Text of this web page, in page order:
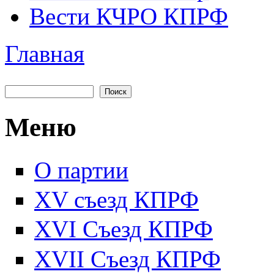
Вести КЧРО КПРФ
Вы здесь
Главная
Форма поиска
Меню
О партии
XV съезд КПРФ
XVI Съезд КПРФ
XVII Cъезд КПРФ